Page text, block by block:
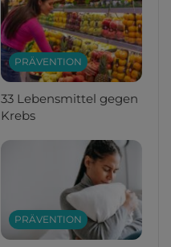
PRÄVENTION
33 Lebensmittel gegen
Krebs
PRÄVENTION